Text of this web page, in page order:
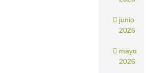
junio
2026
mayo
2026